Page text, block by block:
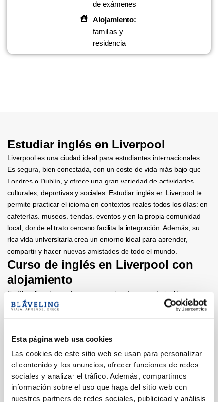
Esta página web usa cookies
Las cookies de este sitio web se usan para personalizar
el contenido y los anuncios, ofrecer funciones de redes
sociales y analizar el tráfico. Además, compartimos
información sobre el uso que haga del sitio web con
nuestros partners de redes sociales, publicidad y análisis
de exámenes
Alojamiento:
familias y
residencia
Estudiar inglés en Liverpool
Liverpool es una ciudad ideal para estudiantes internacionales.
Es segura, bien conectada, con un coste de vida más bajo que
Londres o Dublín, y ofrece una gran variedad de actividades
culturales, deportivas y sociales. Estudiar inglés en Liverpool te
permite practicar el idioma en contextos reales todos los días: en
cafeterías, museos, tiendas, eventos y en la propia comunidad
local, donde el trato cercano facilita la integración. Además, su
rica vida universitaria crea un entorno ideal para aprender,
compartir y hacer nuevas amistades de todo el mundo.
Curso de inglés en Liverpool con
alojamiento
En Blaveling, te ayudamos a organizar tu curso de inglés en
Liverpool con alojamiento incluido, para que vivas una
anfitriona, ideal para practicar inglés a diario en un entorno
auténtico y acogedor; o en un piso compartido, perfecto si
prefieres mayor independencia y una vida social activa con otros
estudiantes internacionales. Todos los alojamientos están
seleccionados cuidadosamente para garantizar comodidad,
seguridad y una ubicación conveniente cerca de la escuela.